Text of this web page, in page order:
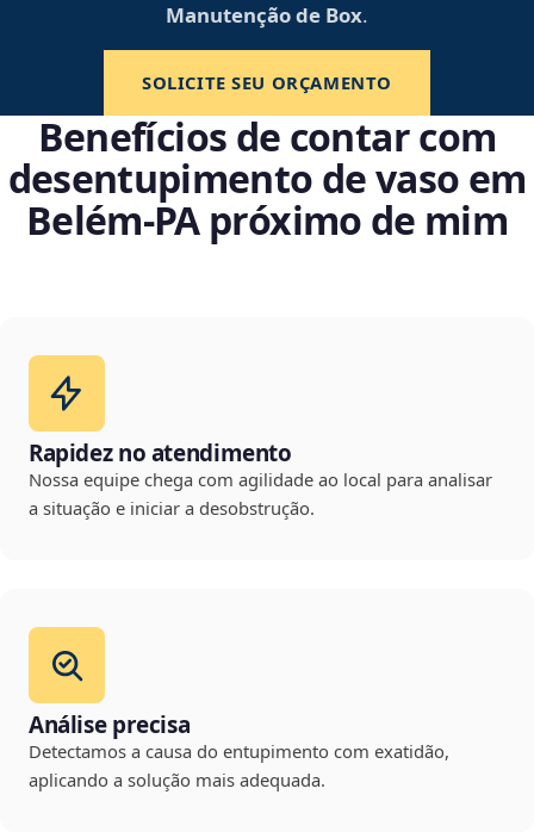
Manutenção de Box.
SOLICITE SEU ORÇAMENTO
Benefícios de contar com
desentupimento de vaso em
Belém‑PA próximo de mim
Rapidez no atendimento
Nossa equipe chega com agilidade ao local para analisar
a situação e iniciar a desobstrução.
Análise precisa
Detectamos a causa do entupimento com exatidão,
aplicando a solução mais adequada.